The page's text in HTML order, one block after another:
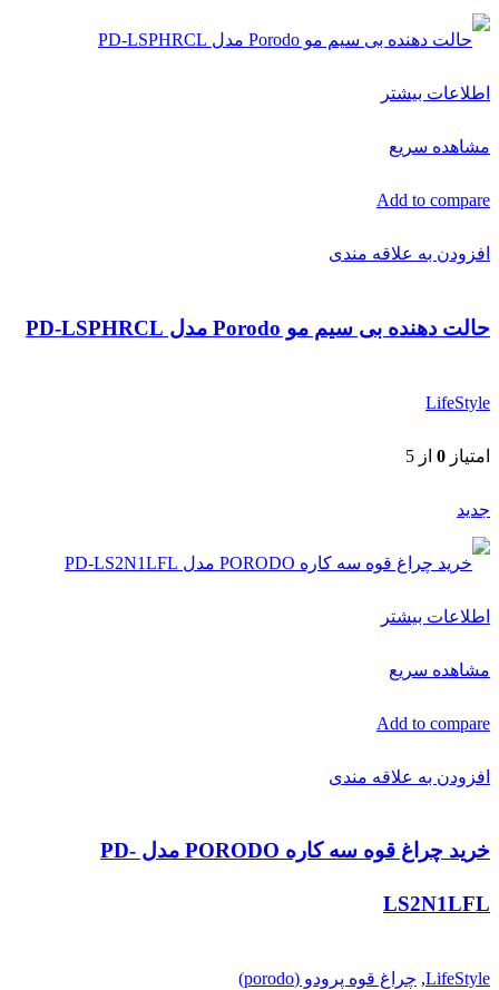
اطلاعات بیشتر
مشاهده سریع
Add to compare
افزودن به علاقه مندی
حالت دهنده بی سیم مو Porodo مدل PD-LSPHRCL
LifeStyle
امتیاز 0 از 5
جدید
اطلاعات بیشتر
مشاهده سریع
Add to compare
افزودن به علاقه مندی
خرید چراغ قوه سه کاره PORODO مدل PD-
LS2N1LFL
LifeStyle
, چراغ قوه پرودو (porodo)